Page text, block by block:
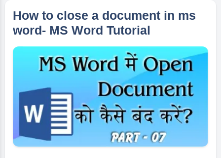
Document
करे?
Word
Tutorial
in
Hindi
How to close a document in ms
word- MS Word Tutorial